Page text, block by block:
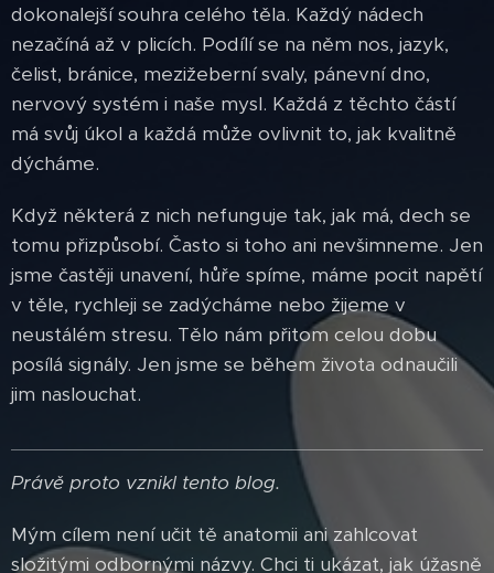
dokonalejší souhra celého těla. Každý nádech
nezačíná až v plicích. Podílí se na něm nos, jazyk,
čelist, bránice, mezižeberní svaly, pánevní dno,
nervový systém i naše mysl. Každá z těchto částí
má svůj úkol a každá může ovlivnit to, jak kvalitně
dýcháme.
Když některá z nich nefunguje tak, jak má, dech se
tomu přizpůsobí. Často si toho ani nevšimneme. Jen
jsme častěji unavení, hůře spíme, máme pocit napětí
v těle, rychleji se zadýcháme nebo žijeme v
neustálém stresu. Tělo nám přitom celou dobu
posílá signály. Jen jsme se během života odnaučili
jim naslouchat.
Právě proto vznikl tento blog.
Mým cílem není učit tě anatomii ani zahlcovat
složitými odbornými názvy. Chci ti ukázat, jak úžasně